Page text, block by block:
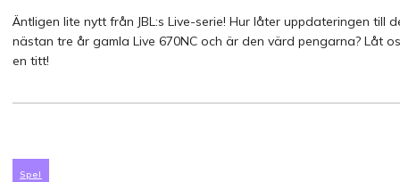
Äntligen lite nytt från JBL:s Live-serie! Hur låter uppdateringen till
nästan tre år gamla Live 670NC och är den värd pengarna? Låt
en titt!
Spel